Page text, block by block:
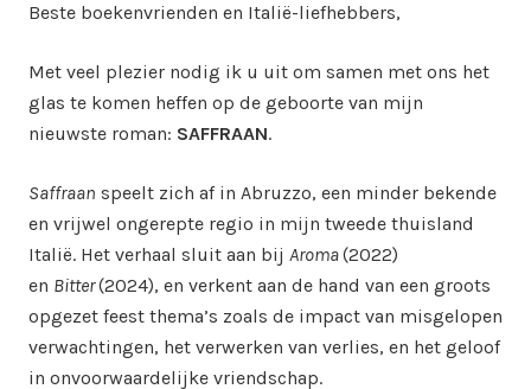
Beste boekenvrienden en Italië-liefhebbers,
Met veel plezier nodig ik u uit om samen met ons het
glas te komen heffen op de geboorte van mijn
nieuwste roman: SAFFRAAN.
Saffraan speelt zich af in Abruzzo, een minder bekende
en vrijwel ongerepte regio in mijn tweede thuisland
Italië. Het verhaal sluit aan bij Aroma(2022)
en Bitter(2024), en verkent aan de hand van een groots
opgezet feest thema’s zoals de impact van misgelopen
verwachtingen, het verwerken van verlies, en het geloof
in onvoorwaardelijke vriendschap.